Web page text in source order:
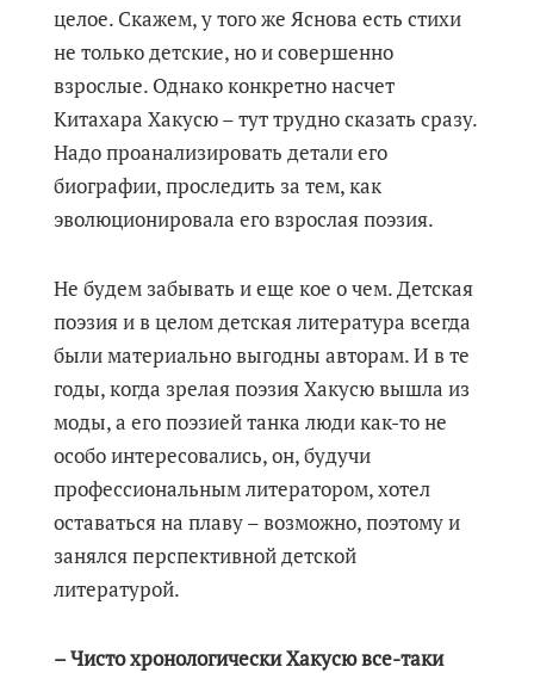
целое. Скажем, у того же Яснова есть стихи
не только детские, но и совершенно
взрослые. Однако конкретно насчет
Китахара Хакусю – тут трудно сказать сразу.
Надо проанализировать детали его
биографии, проследить за тем, как
эволюционировала его взрослая поэзия.
Не будем забывать и еще кое о чем. Детская
поэзия и в целом детская литература всегда
были материально выгодны авторам. И в те
годы, когда зрелая поэзия Хакусю вышла из
моды, а его поэзией танка люди как-то не
особо интересовались, он, будучи
профессиональным литератором, хотел
оставаться на плаву – возможно, поэтому и
занялся перспективной детской
литературой.
– Чисто хронологически Хакусю все-таки